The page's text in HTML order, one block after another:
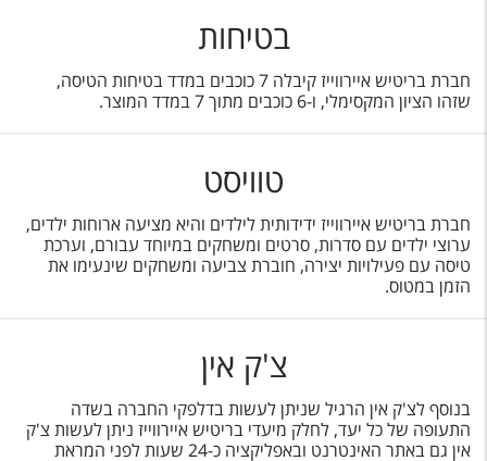
בטיחות
חברת בריטיש איירווייז קיבלה 7 כוכבים במדד בטיחות הטיסה,
שזהו הציון המקסימלי, ו-6 כוכבים מתוך 7 במדד המוצר.
טוויסט
חברת בריטיש איירווייז ידידותית לילדים והיא מציעה ארוחות ילדים,
ערוצי ילדים עם סדרות, סרטים ומשחקים במיוחד עבורם, וערכת
טיסה עם פעילויות יצירה, חוברת צביעה ומשחקים שינעימו את
הזמן במטוס.
צ'ק אין
בנוסף לצ'ק אין הרגיל שניתן לעשות בדלפקי החברה בשדה
התעופה של כל יעד, לחלק מיעדי בריטיש איירווייז ניתן לעשות צ'ק
אין גם באתר האינטרנט ובאפליקציה כ-24 שעות לפני המראת